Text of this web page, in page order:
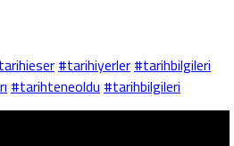
#tarihiyerler #tarihbilgileri
#tarihteneoldu #tarihbilgileri